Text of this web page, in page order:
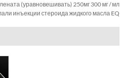
(уравновешивать) 250мг 300 мг / мл
инъекции стероида жидкого масла EQ